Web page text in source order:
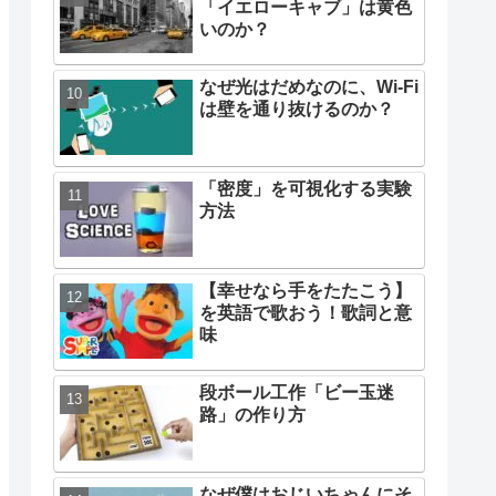
「イエローキャブ」は黄色
いのか？
なぜ光はだめなのに、Wi-Fi
は壁を通り抜けるのか？
「密度」を可視化する実験
方法
【幸せなら手をたたこう】
を英語で歌おう！歌詞と意
味
段ボール工作「ビー玉迷
路」の作り方